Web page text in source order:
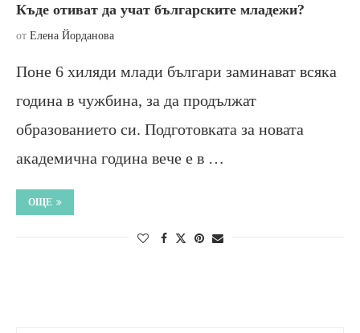
Къде отиват да учат българските младежи?
от Елена Йорданова
Поне 6 хиляди млади българи заминават всяка
година в чужбина, за да продължат
образованието си. Подготовката за новата
академична година вече е в …
ОЩЕ